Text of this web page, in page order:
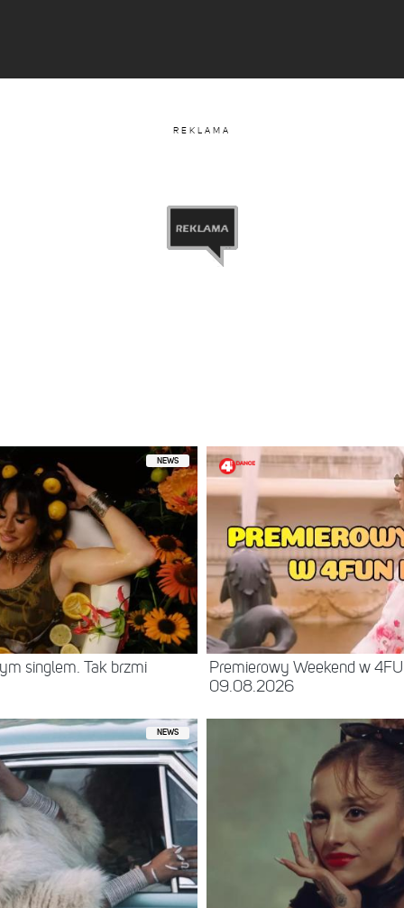
REKLAMA
NEWS
singlem. Tak brzmi
Premierowy Weekend w
09.08.2026
NEWS